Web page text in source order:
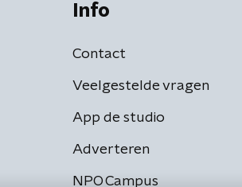
Info
Contact
Veelgestelde vragen
App de studio
Adverteren
NPO Campus